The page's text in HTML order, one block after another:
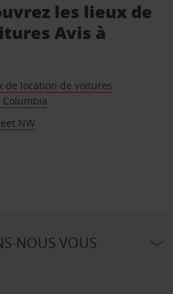
les lieux de
Avis à
de location de voitures
NW
NOUS VOUS